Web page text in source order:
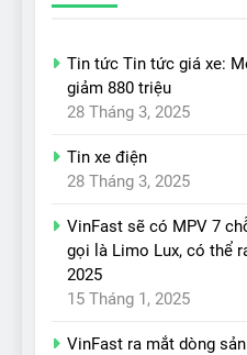
Tin tức Tin tức giá xe:
giảm 880 triệu
28 Tháng 3, 2025
Tin xe điện
28 Tháng 3, 2025
VinFast sẽ có MPV 7
gọi là Limo Lux, có thể
2025
15 Tháng 1, 2025
VinFast ra mắt dòng